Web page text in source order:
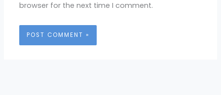
browser for the next time I comment.